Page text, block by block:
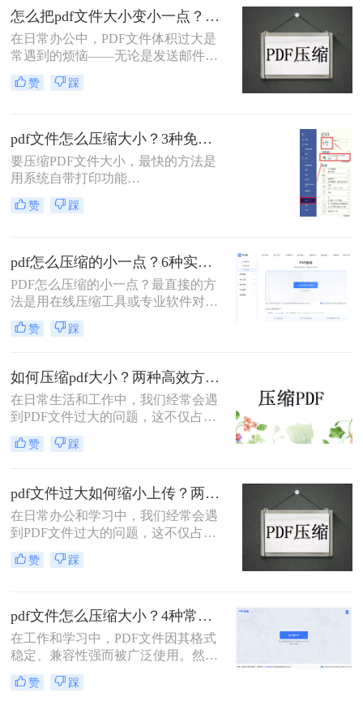
件的方法。
怎么把pdf文件大小变小一点？四种方法对比，一看就懂！
在日常办公中，PDF文件体积过大是
常遇到的烦恼——无论是发送邮件受
限于附件大小，还是上传系统提示文
件超限，都让人头疼。那么，怎么把
解操作步骤，您可根据文件数量、压
缩质量要求和隐私需求快速选择最合
适的方法。
赞 踩
pdf文件怎么压缩大小？3种免费+1种专业方法全攻略（附决策表）！
要压缩PDF文件大小，最快的方法是
用系统自带打印功能
（Windows/macOS均支持）或在线免
费工具（如PDFmao、转转大师）直
业软件「转转大师PDF转换器」——
它支持自定义压缩等级、图片重采
样，且完全本地处理，安全无广告。
的需求，然后逐一详解每种方法的具
赞 踩
pdf怎么压缩的小一点？6种实用方法详解（2026最新）
PDF怎么压缩的小一点？最直接的方
法是用在线压缩工具或专业软件对
PDF文件进行重新编码和优化，通过
降低图片分辨率、压缩内嵌字体、去
可读的前提下将文件体积缩小到原来
的10%~50%。
赞 踩
如何压缩pdf大小？两种高效方法详解！
在日常生活和工作中，我们经常会遇
到PDF文件过大的问题，这不仅占用
了大量的存储空间，还降低了文件的
传输效率。因此，掌握几种有效的
何压缩pdf大小呢？本文将介绍两种常
用的PDF压缩方法，以帮助您更好地
压缩PDF文件。
赞 踩
pdf文件过大如何缩小上传？两种缩小并上传的有效方法!
在日常办公和学习中，我们经常会遇
到PDF文件过大的问题，这不仅占用
了大量的存储空间，还影响了文件的
上传速度和分享效率。那么pdf文件过
松解决PDF文件过大的问题。
赞 踩
pdf文件怎么压缩大小？4种常用压缩方法详解！
在工作和学习中，PDF文件因其格式
稳定、兼容性强而被广泛使用。然
而，PDF文件体积过大常会导致存储
空间不足、传输速度慢等问题。那么
赞 踩